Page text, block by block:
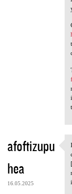
afoftizupu
hea
16.05.2025
If